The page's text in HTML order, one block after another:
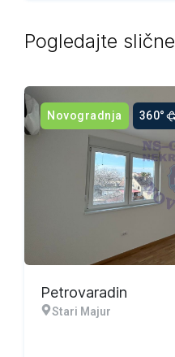
Pogledajte
Novogradnja 360°
Petrovaradin
Stari Majur